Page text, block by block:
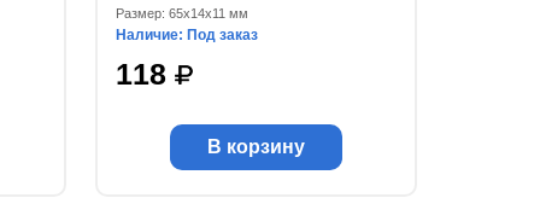
Размер: 65x14x11 мм
Наличие: Под заказ
118
В корзину